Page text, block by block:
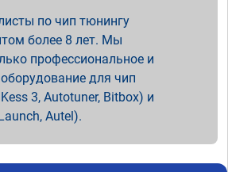
по чип тюнингу
более 8 лет. Мы
профессиональное и
для чип
3, Autotuner, Bitbox) и
Autel).